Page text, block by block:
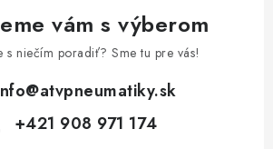
vám s výberom
s niečím poradiť? Sme tu pre vás!
@atvpneumatiky.sk
+421 908 971 174